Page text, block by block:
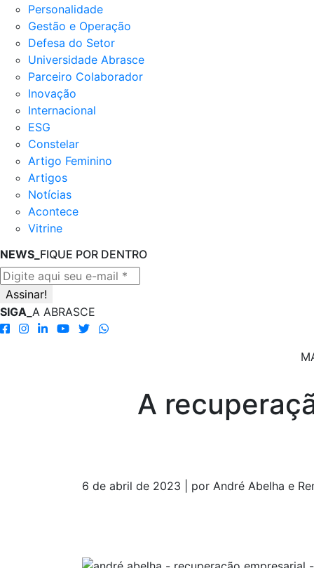
Personalidade
Gestão e Operação
Defesa do Setor
Universidade Abrasce
Parceiro Colaborador
Inovação
Internacional
ESG
Constelar
Artigo Feminino
Artigos
Notícias
Acontece
Vitrine
NEWS_ FIQUE POR DENTRO
SIGA_ A ABRASCE
A
6 de abril de 2023 | por André Abelha e